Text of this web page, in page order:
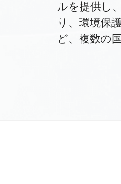
ルを提供し
り、環境保
ど、複数の